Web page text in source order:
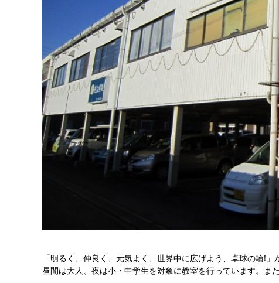
「明るく、仲良く、元気よく、世界中に広げよう、卓球の輪!」
昼間は大人、夜は小・中学生を対象に教室を行っています。